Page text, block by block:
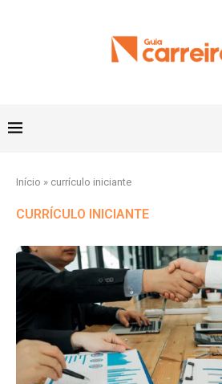
Início » currículo iniciante
CURRÍCULO INICIANTE